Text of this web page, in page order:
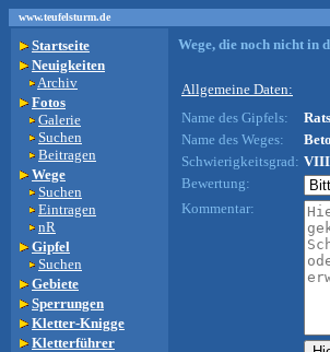
www.teufelsturm.de
Startseite
Neuigkeiten
Archiv
Fotos
Galerie
Suchen
Beitragen
Wege
Suchen
Eintragen
nR
Gipfel
Suchen
Gebiete
Sperrungen
Kletter-Knigge
Kletterführer
Wege, die noch nicht in
Allgemeine Daten:
Name des Gipfels:
Name des Weges:
Schwierigkeitsgrad:
Bewertung:
Kommentar: